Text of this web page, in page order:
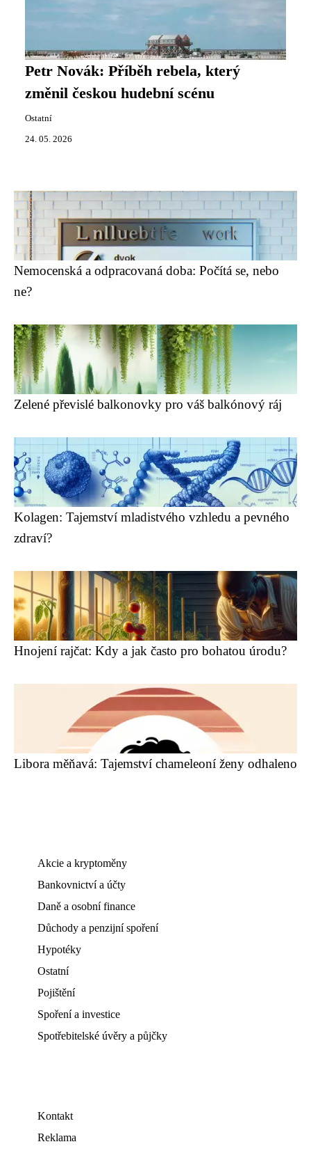
Petr Novák: Příběh rebela, který
změnil českou hudební scénu
Ostatní
24. 05. 2026
Nemocenská a odpracovaná doba: Počítá se, nebo
ne?
Zelené převislé balkonovky pro váš balkónový ráj
Kolagen: Tajemství mladistvého vzhledu a pevného
zdraví?
Hnojení rajčat: Kdy a jak často pro bohatou úrodu?
Libora měňavá: Tajemství chameleoní ženy odhaleno
Akcie a kryptoměny
Bankovnictví a účty
Daně a osobní finance
Důchody a penzijní spoření
Hypotéky
Ostatní
Pojištění
Spoření a investice
Spotřebitelské úvěry a půjčky
Kontakt
Reklama